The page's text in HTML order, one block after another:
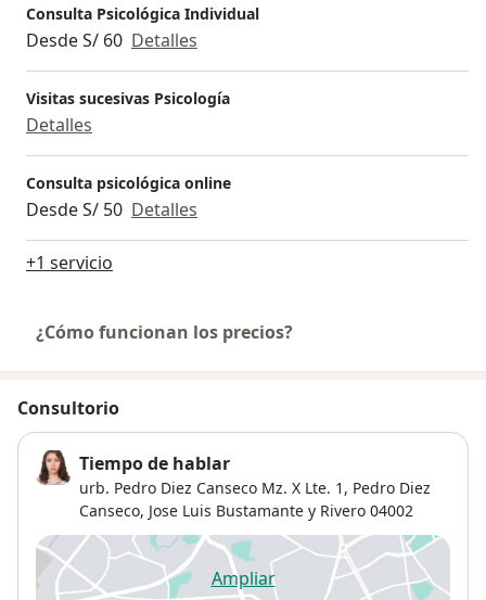
Consulta Psicológica Individual
Desde S/ 60 Detalles
Visitas sucesivas Psicología
Detalles
Consulta psicológica online
Desde S/ 50 Detalles
+1 servicio
¿Cómo funcionan los precios?
Consultorio
Tiempo de hablar
urb. Pedro Diez Canseco Mz. X Lte. 1, Pedro Diez
Canseco, Jose Luis Bustamante y Rivero 04002
Ampliarse abre en una nueva